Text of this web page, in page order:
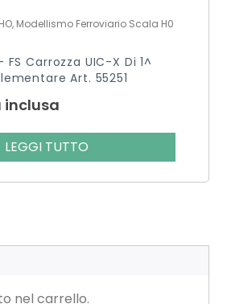
Modellismo Ferroviario Scala H0
FS Carrozza UIC-X Di 1^
Art. 55251
inclusa
LEGGI TUTTO
nel carrello.